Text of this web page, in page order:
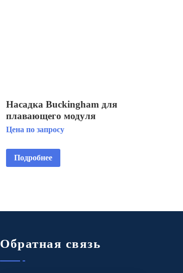
Насадка Buckingham для
плавающего модуля
Fountain Floating Fountain 5
Цена по запросу
Подробнее
Обратная связь